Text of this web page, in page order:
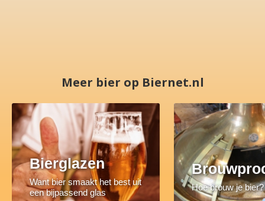
Meer bier op Biernet.nl
Bierglazen
Want bier smaakt het best uit
een bijpassend glas
Hoe brouw je bier?